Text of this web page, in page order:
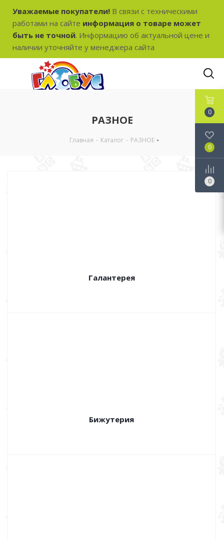
Уважаемые покупатели! В связи с техническими
работами на сайте информация о товаре может
быть не точной. Информацию об актуальной цене и
наличии уточняйте у менеджера сайта
РАЗНОЕ
Главная - Каталог - РАЗНОЕ
Галантерея
Бижутерия
0
0
0